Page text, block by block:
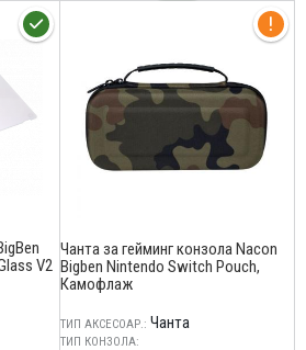
V2
Чанта за гейминг конзола Nacon
Bigben Nintendo Switch Pouch,
Камофлаж
ТИП АКСЕСОАР.: Чанта
ТИП КОНЗОЛА: